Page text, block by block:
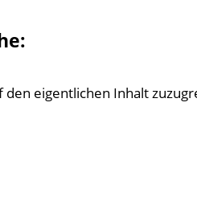
den eigentlichen Inhalt